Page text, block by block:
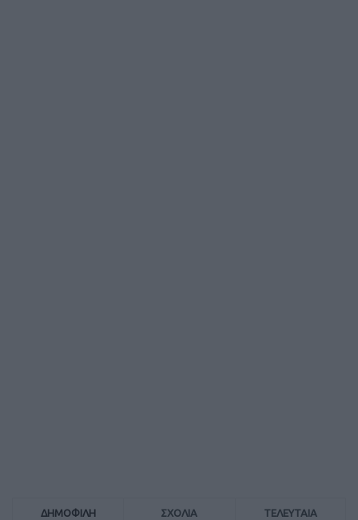
ΔΗΜΟΦΙΛΗ ΣΧΟΛΙΑ ΤΕΛΕΥΤΑΙΑ